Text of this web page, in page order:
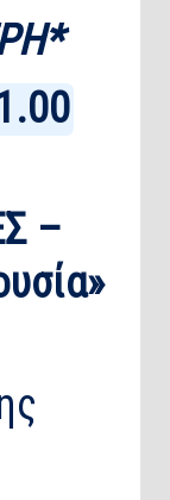
–